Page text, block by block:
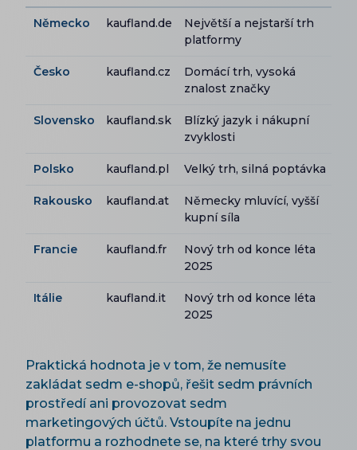
Německo kaufland.de
Největší a nejstarší trh
platformy
Česko kaufland.cz
Domácí trh, vysoká
znalost značky
Slovensko kaufland.sk
Blízký jazyk i nákupní
zvyklosti
Polsko kaufland.pl Velký trh, silná poptávka
Rakousko kaufland.at
Německy mluvící, vyšší
kupní síla
Francie kaufland.fr
Nový trh od konce léta
2025
Itálie kaufland.it
Nový trh od konce léta
2025
Praktická hodnota je v tom, že nemusíte
zakládat sedm e-shopů, řešit sedm právních
prostředí ani provozovat sedm
marketingových účtů. Vstoupíte na jednu
platformu a rozhodnete se, na které trhy svou